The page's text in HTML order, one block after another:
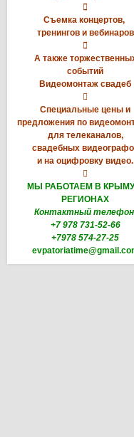

Съемка концертов,
тренингов и вебинаров

А также
событий
Видеомонтаж свадеб

Специальные цены и
предложения по
для телеканалов,
свадебных
и на оцифровку видео.

МЫ РАБОТАЕМ В
РЕГИОНАХ
Контактный
+7 978 731-52-66
+7978 574-27-25